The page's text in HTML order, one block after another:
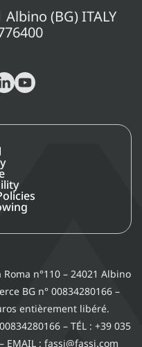
(BG) ITALY
n°110 – 24021 Albino
BG n° 00834280166 –
entièrement libéré.
– TÉL : +39 035
EMAIL : fassi@fassi.com